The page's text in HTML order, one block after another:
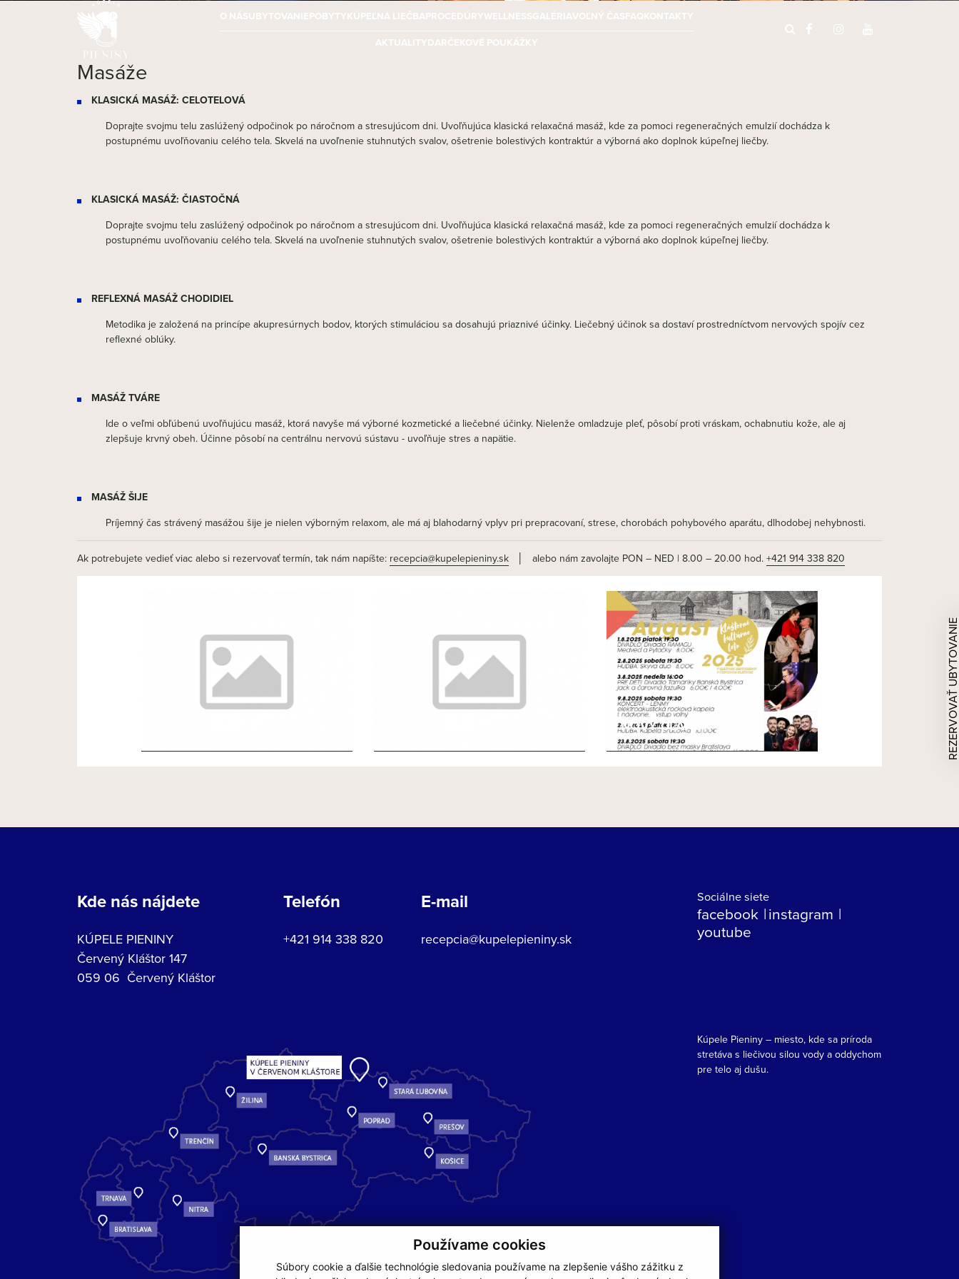
Používame cookies
Súbory cookie a ďalšie technológie sledovania používame na zlepšenie vášho zážitku z
O NÁSUBYTOVANIEPOBYTYKÚPEĽNÁ LIEČBAPROCEDÚRYWELLNESSGALÉRIAVOĽNÝ ČASFAQKONTAKTY
AKTUALITYDARČEKOVÉ POUKÁŽKY
Masáže
KLASICKÁ MASÁŽ: CELOTELOVÁ
Doprajte svojmu telu zaslúžený odpočinok po náročnom a stresujúcom dni. Uvoľňujúca klasická relaxačná masáž, kde za pomoci regeneračných emulzií dochádza k
postupnému uvoľňovaniu celého tela. Skvelá na uvoľnenie stuhnutých svalov, ošetrenie bolestivých kontraktúr a výborná ako doplnok kúpeľnej liečby.
KLASICKÁ MASÁŽ: ČIASTOČNÁ
Doprajte svojmu telu zaslúžený odpočinok po náročnom a stresujúcom dni. Uvoľňujúca klasická relaxačná masáž, kde za pomoci regeneračných emulzií dochádza k
postupnému uvoľňovaniu celého tela. Skvelá na uvoľnenie stuhnutých svalov, ošetrenie bolestivých kontraktúr a výborná ako doplnok kúpeľnej liečby.
REFLEXNÁ MASÁŽ CHODIDIEL
Metodika je založená na princípe akupresúrnych bodov, ktorých stimuláciou sa dosahujú priaznivé účinky. Liečebný účinok sa dostaví prostredníctvom nervových spojív cez
reflexné oblúky.
MASÁŽ TVÁRE
Ide o veľmi obľúbenú uvoľňujúcu masáž, ktorá navyše má výborné kozmetické a liečebné účinky. Nielenže omladzuje pleť, pôsobí proti vráskam, ochabnutiu kože, ale aj
zlepšuje krvný obeh. Účinne pôsobí na centrálnu nervovú sústavu - uvoľňuje stres a napätie.
MASÁŽ ŠIJE
Príjemný čas strávený masážou šije je nielen výborným relaxom, ale má aj blahodarný vplyv pri prepracovaní, strese, chorobách pohybového aparátu, dlhodobej nehybnosti.
Ak potrebujete vedieť viac alebo si rezervovať termín, tak nám napíšte: recepcia@kupelepieniny.sk│ alebo nám zavolajte PON – NED | 8.00 – 20.00 hod. +421 914 338 820
NOVÝ ČLÁNOK
Kde nás nájdete
KÚPELE PIENINY
Červený Kláštor 147
059 06 Červený Kláštor
Telefón
+421 914 338 820
E-mail
recepcia@kupelepieniny.sk
Sociálne siete
facebook instagram
youtube
Kúpele Pieniny – miesto, kde sa príroda
stretáva s liečivou silou vody a oddychom
pre telo aj dušu.